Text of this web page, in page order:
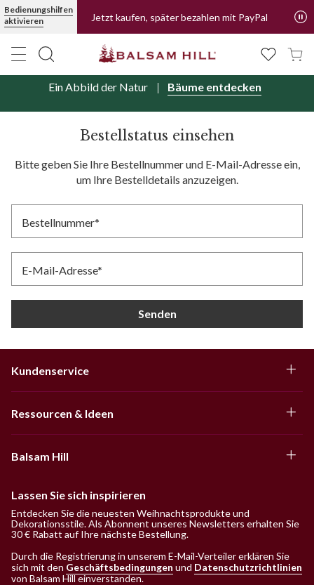
Bedienungshilfen
aktivieren
Jetzt kaufen, später bezahlen mit PayPal
Ein Abbild der Natur Bäume entdecken
Bestellstatus einsehen
Bitte geben Sie Ihre Bestellnummer und E-Mail-Adresse ein,
um Ihre Bestelldetails anzuzeigen.
Bestellnummer*
E-Mail-Adresse*
Senden
Kundenservice
Ressourcen & Ideen
Balsam Hill
Lassen Sie sich inspirieren
Entdecken Sie die neuesten Weihnachtsprodukte und
Dekorationsstile. Als Abonnent unseres Newsletters erhalten Sie
30 € Rabatt auf Ihre nächste Bestellung.
Durch die Registrierung in unserem E-Mail-Verteiler erklären Sie
sich mit den Geschäftsbedingungen und Datenschutzrichtlinien
von Balsam Hill einverstanden.